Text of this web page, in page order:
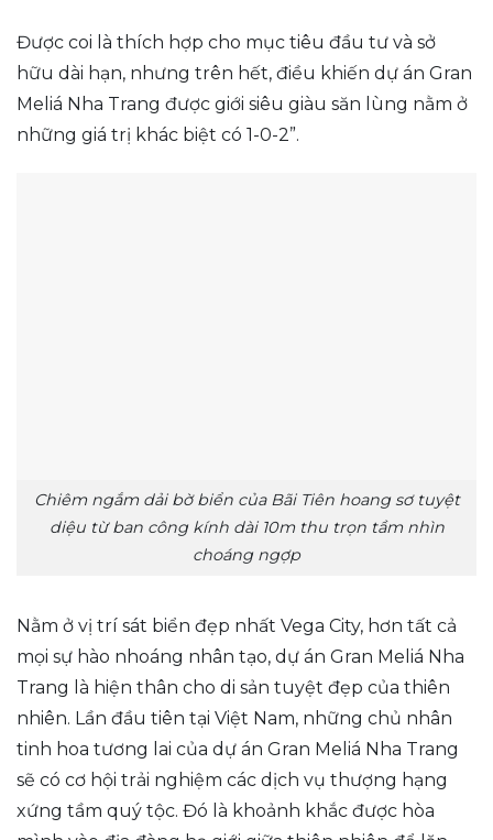
Được coi là thích hợp cho mục tiêu đầu tư và sở
hữu dài hạn, nhưng trên hết, điều khiến dự án Gran
Meliá Nha Trang được giới siêu giàu săn lùng nằm ở
những giá trị khác biệt có 1-0-2”.
Chiêm ngắm dải bờ biển của Bãi Tiên hoang sơ tuyệt
diệu từ ban công kính dài 10m thu trọn tầm nhìn
choáng ngợp
Nằm ở vị trí sát biển đẹp nhất Vega City, hơn tất cả
mọi sự hào nhoáng nhân tạo, dự án Gran Meliá Nha
Trang là hiện thân cho di sản tuyệt đẹp của thiên
nhiên. Lần đầu tiên tại Việt Nam, những chủ nhân
tinh hoa tương lai của dự án Gran Meliá Nha Trang
sẽ có cơ hội trải nghiệm các dịch vụ thượng hạng
xứng tầm quý tộc. Đó là khoảnh khắc được hòa